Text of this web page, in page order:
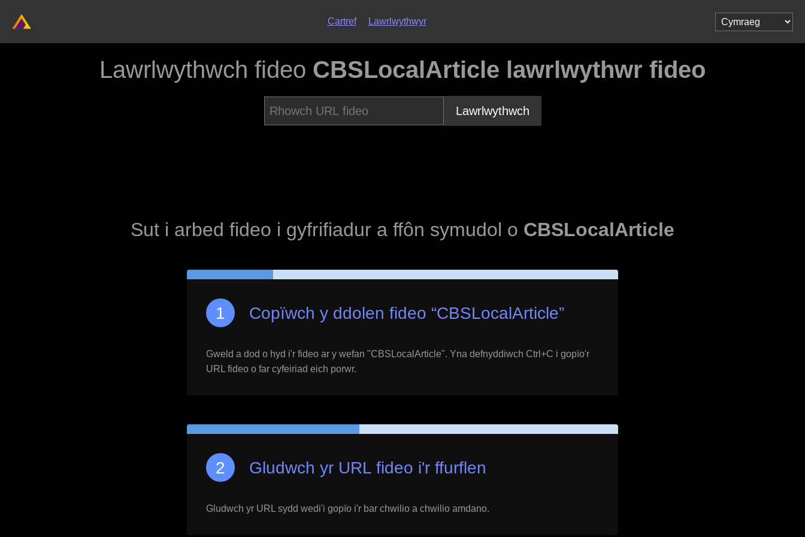
Cartref Lawrlwythwyr
Lawrlwythwch fideo CBSLocalArticle lawrlwythwr fideo
Lawrlwythwch
Sut i arbed fideo i gyfrifiadur a ffôn symudol o CBSLocalArticle
Copïwch y ddolen fideo “CBSLocalArticle”
Gweld a dod o hyd i'r fideo ar y wefan "CBSLocalArticle". Yna defnyddiwch Ctrl+C i gopïo'r
URL fideo o far cyfeiriad eich porwr.
Gludwch yr URL fideo i'r ffurflen
Gludwch yr URL sydd wedi'i gopïo i'r bar chwilio a chwilio amdano.